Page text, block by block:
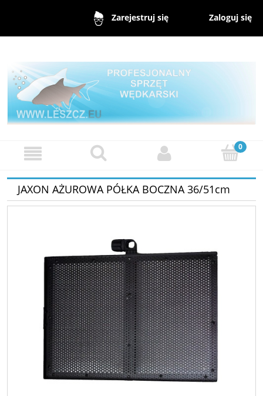
Zarejestruj się Zaloguj się
JAXON AŻUROWA PÓŁKA BOCZNA 36/51cm